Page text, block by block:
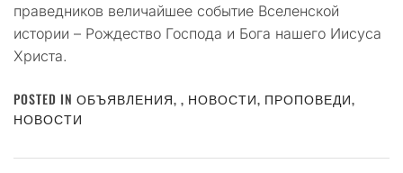
праведников величайшее событие Вселенской
истории – Рождество Господа и Бога нашего Иисуса
Христа.
POSTED IN ОБЪЯВЛЕНИЯ, , НОВОСТИ, ПРОПОВЕДИ,
НОВОСТИ